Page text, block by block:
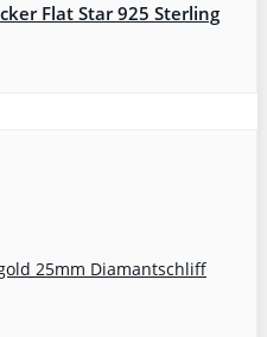
Flat Star 925 Sterling